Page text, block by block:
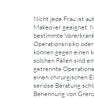
Nicht jede Frau ist
Makeover geeignet.
bestimmte
Operationsrisiko
können gegen einen
solchen Fällen sind
getrennte
einen chirurgischen
seriöse Beratung
Benennung von